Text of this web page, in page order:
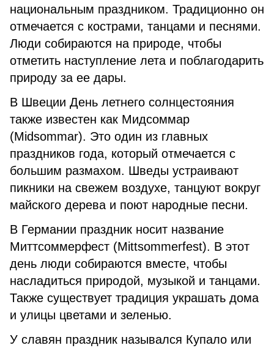
национальным праздником. Традиционно он
отмечается с кострами, танцами и песнями.
Люди собираются на природе, чтобы
отметить наступление лета и поблагодарить
природу за ее дары.
В Швеции День летнего солнцестояния
также известен как Мидсоммар
(Midsommar). Это один из главных
праздников года, который отмечается с
большим размахом. Шведы устраивают
пикники на свежем воздухе, танцуют вокруг
майского дерева и поют народные песни.
В Германии праздник носит название
Миттсоммерфест (Mittsommerfest). В этот
день люди собираются вместе, чтобы
насладиться природой, музыкой и танцами.
Также существует традиция украшать дома
и улицы цветами и зеленью.
У славян праздник назывался Купало или